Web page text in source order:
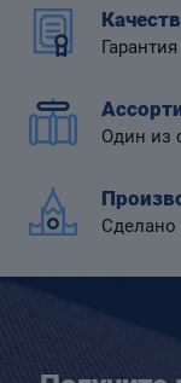
Один из